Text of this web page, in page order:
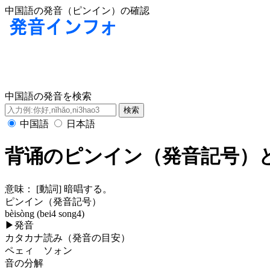
中国語の発音（ピンイン）の確認
中国語の発音を検索
中国語 日本語
背诵のピンイン（発音記号）
意味：
[動詞] 暗唱する。
ピンイン（発音記号）
bèisòng (bei4 song4)
▶発音
カタカナ読み（発音の目安）
ペェィ ソォン
音の分解